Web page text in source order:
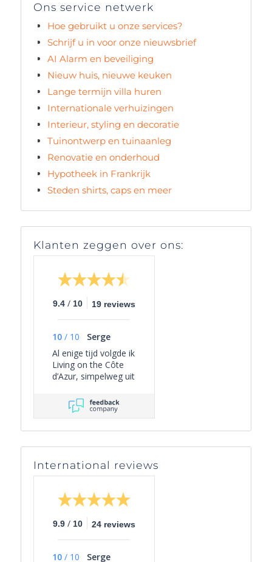
Ons service netwerk
Hoe gebruikt u onze services?
Schrijf u in voor onze nieuwsbrief
AI Alarm en beveiliging
Nieuw huis, nieuwe keuken
Lange termijn villa huren
Internationale verhuizingen
Interieur, styling en decoratie
Tuinontwerp en tuinaanleg
Renovatie en onderhoud
Hypotheek in Frankrijk
Steden shirts, caps en meer
Klanten zeggen over ons:
9.4 / 10 19 reviews
10 / 10
Serge
Al enige tijd volgde ik
Living on the Côte
d’Azur, simpelweg uit
interesse, omdat het
een overzichtelijk
actuele aanbod van
villa’s in Zuid-
er leuke periodieke
verzonden met
interessante weetjes
over het gebied en
wat er te doen is.
Een paar maanden
International reviews
9.9 / 10 24 reviews
10 / 10
Serge